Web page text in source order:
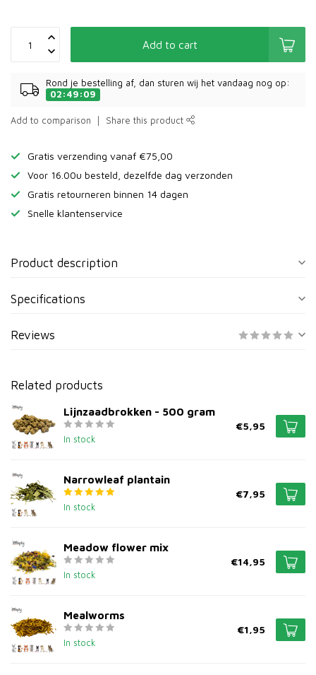
Add to cart
Rond je bestelling af, dan sturen wij het vandaag nog op:
02:49:09
Add to comparison Share this product
Gratis verzending vanaf €75,00
Voor 16.00u besteld, dezelfde dag verzonden
Gratis retourneren binnen 14 dagen
Snelle klantenservice
Product description
Specifications
Reviews
Related products
Lijnzaadbrokken - 500 gram
In stock
€5,95
Narrowleaf plantain
In stock
€7,95
Meadow flower mix
In stock
€14,95
Mealworms
In stock
€1,95